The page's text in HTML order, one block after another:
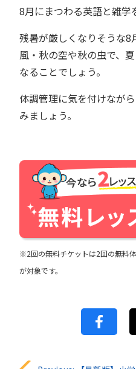
8月にまつわる英語と雑学
残暑が厳しくなりそうな8
風・秋の空や秋の虫で、
なることでしょう。
体調管理に気を付けなが
みましょう。
※2回の無料チケットは2回の無料
が対象です。